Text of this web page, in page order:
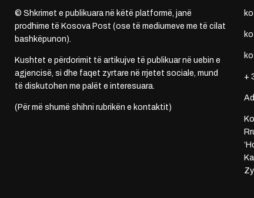
© Shkrimet e publikuara në këtë platformë, janë
prodhime të Kosova Post (ose të mediumeve me të cilat
bashkëpunon).
Kushtet e përdorimit të artikujve të publikuar në uebin e
agjencisë, si dhe faqet zyrtare në rrjetet sociale, mund
të diskutohen me palët e interesuara.
(Për më shumë shihni rubrikën e kontaktit)
+